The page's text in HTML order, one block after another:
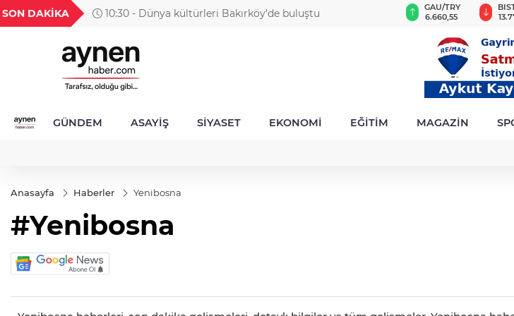
SON DAKİKA 10:30 - Dünya kültürleri Bakırköy’de buluştu
1,1849
GEL
18,2677
TND
16,3788
BGN
27,9743
GAU/TRY
6.660,55
GÜNDEM ASAYİŞ SİYASET EKONOMİ EĞİTİM MAGAZİN
Anasayfa Haberler Yenibosna
#Yenibosna